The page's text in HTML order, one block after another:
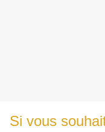
Si vous